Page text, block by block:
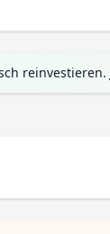
reinvestieren.